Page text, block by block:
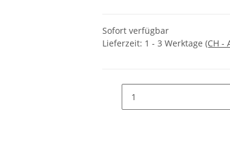
Sofort verfügbar
Lieferzeit: 1 - 3 Werktage (CH -